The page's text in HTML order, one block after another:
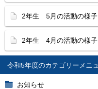
令和5年度
お知らせ
2年生 5月の活動の様子
2年生 4月の活動の様子